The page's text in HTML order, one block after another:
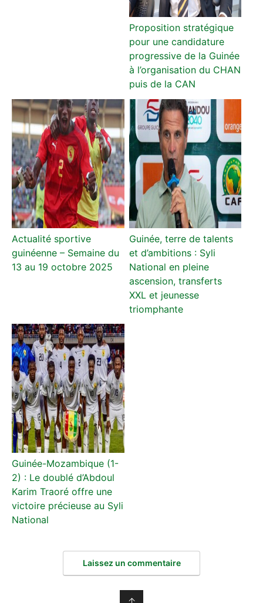
Proposition stratégique
pour une candidature
progressive de la Guinée
à l’organisation du CHAN
puis de la CAN
Actualité sportive
guinéenne – Semaine du
13 au 19 octobre 2025
Guinée, terre de talents
et d’ambitions : Syli
National en pleine
ascension, transferts
XXL et jeunesse
triomphante
Guinée-Mozambique (1-
2) : Le doublé d’Abdoul
Karim Traoré offre une
victoire précieuse au Syli
National
Laissez un commentaire